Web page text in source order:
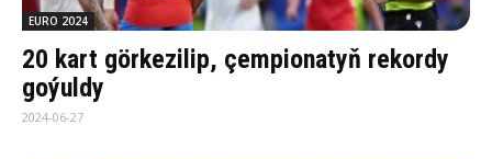
EURO 2024
20 kart görkezilip, çempionatyň rekordy
goýuldy
2024-06-27